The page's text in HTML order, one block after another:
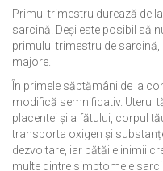
Primul trimestru durează de
sarcină. Deși este posibil să
primului trimestru de
majore.
În primele săptămâni de la
modifică semnificativ. Uterul
placentei și a fătului, corpul
transporta oxigen și
dezvoltare, iar bătăile inimii
multe dintre simptomele